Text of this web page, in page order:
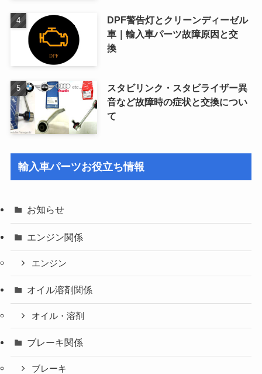
DPF警告灯とクリーンディーゼル
車｜輸入車パーツ故障原因と交
換
スタビリンク・スタビライザー異
音など故障時の症状と交換につい
て
輸入車パーツお役立ち情報
お知らせ
エンジン関係
エンジン
オイル溶剤関係
オイル・溶剤
ブレーキ関係
ブレーキ